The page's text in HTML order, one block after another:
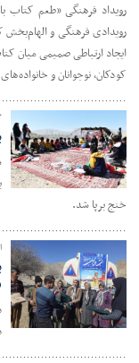
رویداد فرهنگی «طعم کتاب
رویدادی فرهنگی و
ایجاد ارتباطی صمیمی میان
کودکان، نوجوانان و
خنج برپا شد.